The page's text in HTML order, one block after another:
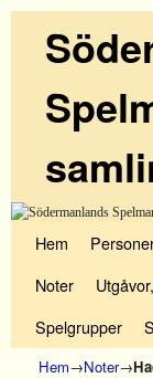
Hem
Noter
Spelgrupper
Hem→Noter→